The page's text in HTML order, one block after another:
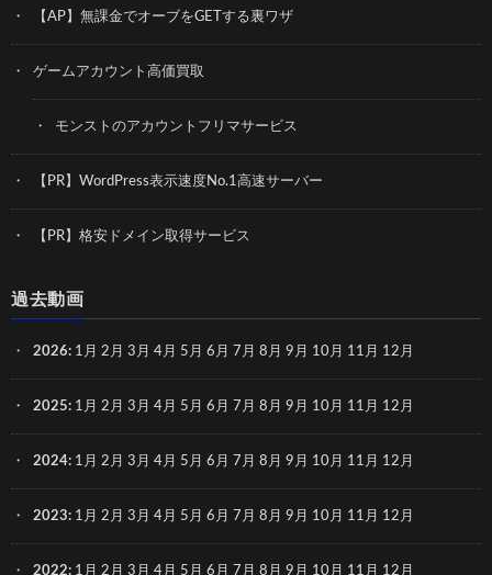
【AP】無課金でオーブをGETする裏ワザ
ゲームアカウント高価買取
モンストのアカウントフリマサービス
【PR】WordPress表示速度No.1高速サーバー
【PR】格安ドメイン取得サービス
過去動画
2026: 1月 2月 3月 4月 5月 6月 7月 8月 9月 10月 11月 12月
2025: 1月 2月 3月 4月 5月 6月 7月 8月 9月 10月 11月 12月
2024: 1月 2月 3月 4月 5月 6月 7月 8月 9月 10月 11月 12月
2023: 1月 2月 3月 4月 5月 6月 7月 8月 9月 10月 11月 12月
2022: 1月 2月 3月 4月 5月 6月 7月 8月 9月 10月 11月 12月